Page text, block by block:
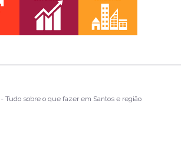
- Tudo sobre o que fazer em Santos e região